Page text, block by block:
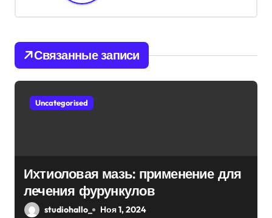
и
я
п
о
и
Связанные записи
Uncategorised
Ихтиоловая мазь: применение для
лечения фурункулов
studiohallo_ Ноя 1, 2024